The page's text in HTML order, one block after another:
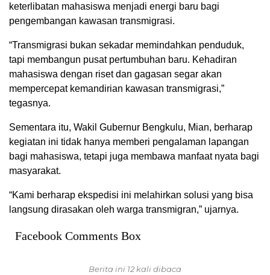
keterlibatan mahasiswa menjadi energi baru bagi
pengembangan kawasan transmigrasi.
“Transmigrasi bukan sekadar memindahkan penduduk,
tapi membangun pusat pertumbuhan baru. Kehadiran
mahasiswa dengan riset dan gagasan segar akan
mempercepat kemandirian kawasan transmigrasi,”
tegasnya.
Sementara itu, Wakil Gubernur Bengkulu, Mian, berharap
kegiatan ini tidak hanya memberi pengalaman lapangan
bagi mahasiswa, tetapi juga membawa manfaat nyata bagi
masyarakat.
“Kami berharap ekspedisi ini melahirkan solusi yang bisa
langsung dirasakan oleh warga transmigran,” ujarnya.
Facebook Comments Box
Berita ini 12 kali dibaca